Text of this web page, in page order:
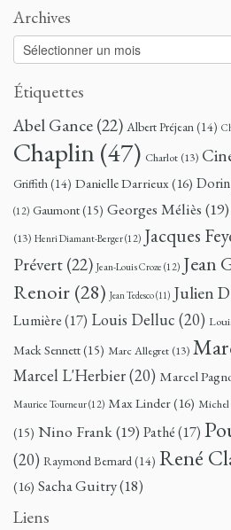
Archives
Archives
Étiquettes
Abel Gance(22) Albert Préjean(14)
Chaplin(47) Charlot (13)
Griffith(14) Danielle Darrieux(16)
(12) Gaumont(15) Georges Méliès (19)
(13) Henri Diamant-Berger(12) Jacques
Prévert(22) Jean-Louis Croze (12) Jean
Renoir (28) Jean Tedesco(11) Julien
Lumière(17) Louis Delluc (20)
Mack Sennett(15) Marc Allegret (13)
Marcel L'Herbier(20) Marcel
Maurice Tourneur(12) Max Linder(16) Michel
(15) Nino Frank(19) Pathé(17)
(20) Raymond Bernard(14) René
(16) Sacha Guitry(18)
Liens